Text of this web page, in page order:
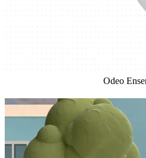
Odeo